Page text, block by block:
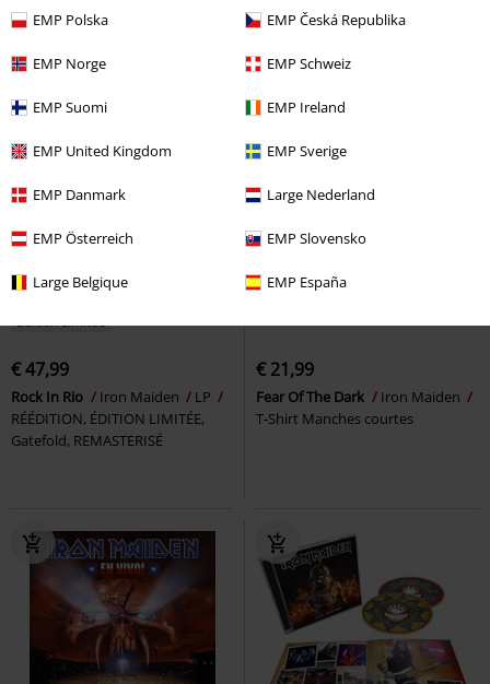
EMP Polska EMP Česká Republika
EMP Norge EMP Schweiz
EMP Suomi EMP Ireland
EMP United Kingdom EMP Sverige
EMP Danmark Large Nederland
EMP Österreich EMP Slovensko
Large Belgique EMP España
Standard
Édition Limitée
€ 47,99
Rock In Rio Iron Maiden
LP
RÉÉDITION, ÉDITION LIMITÉE,
Gatefold, REMASTERISÉ
€ 21,99
Fear Of The Dark
Iron Maiden
T-Shirt Manches courtes